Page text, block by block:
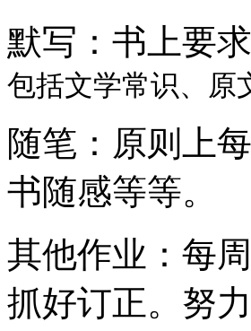
默写：书上要
包括文学常识、原
随笔：原则上
书随感等等。
其他作业：每
抓好订正。努